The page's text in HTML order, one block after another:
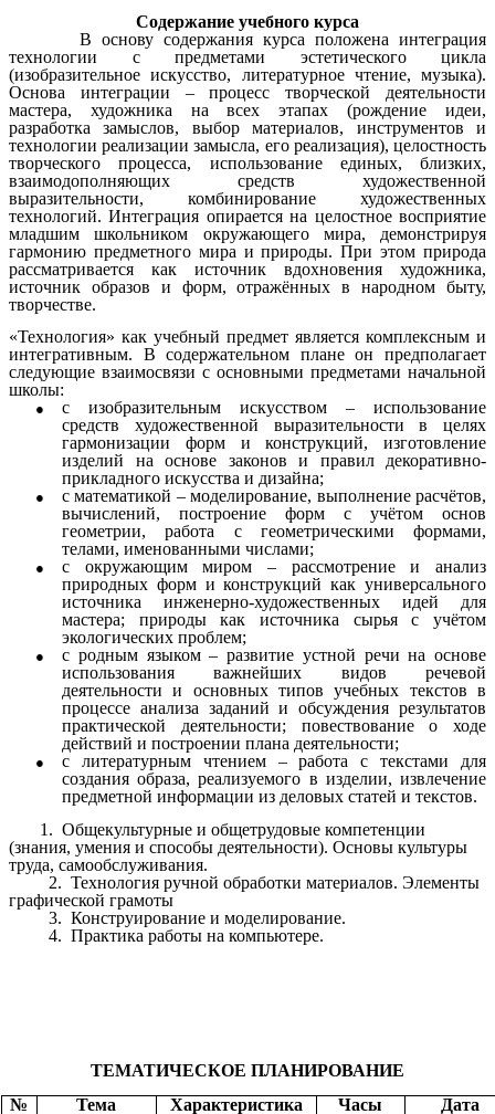
Содержание учебного курса
В основу содержания курса положена интеграция
технологии с предметами эстетического цикла
(изобразительное искусство, литературное чтение, музыка).
Основа интеграции – процесс творческой деятельности
мастера, художника на всех этапах (рождение идеи,
разработка замыслов, выбор материалов, инструментов и
технологии реализации замысла, его реализация), целостность
творческого процесса, использование единых, близких,
взаимодополняющих средств художественной
выразительности, комбинирование художественных
технологий. Интеграция опирается на целостное восприятие
младшим школьником окружающего мира, демонстрируя
гармонию предметного мира и природы. При этом природа
рассматривается как источник вдохновения художника,
источник образов и форм, отражённых в народном быту,
творчестве.
«Технология» как учебный предмет является комплексным и
интегративным. В содержательном плане он предполагает
следующие взаимосвязи с основными предметами начальной
школы:
с изобразительным искусством – использование
средств художественной выразительности в целях
гармонизации форм и конструкций, изготовление
изделий на основе законов и правил декоративно-
прикладного искусства и дизайна;
с математикой – моделирование, выполнение расчётов,
вычислений, построение форм с учётом основ
геометрии, работа с геометрическими формами,
телами, именованными числами;
с окружающим миром – рассмотрение и анализ
природных форм и конструкций как универсального
источника инженерно-художественных идей для
мастера; природы как источника сырья с учётом
экологических проблем;
с родным языком – развитие устной речи на основе
использования важнейших видов речевой
деятельности и основных типов учебных текстов в
процессе анализа заданий и обсуждения результатов
практической деятельности; повествование о ходе
действий и построении плана деятельности;
с литературным чтением – работа с текстами для
создания образа, реализуемого в изделии, извлечение
предметной информации из деловых статей и текстов.
1. Общекультурные и общетрудовые компетенции
(знания, умения и способы деятельности). Основы культуры
труда, самообслуживания.
2. Технология ручной обработки материалов. Элементы
графической грамоты
3. Конструирование и моделирование.
4. Практика работы на компьютере.
ТЕМАТИЧЕСКОЕ ПЛАНИРОВАНИЕ
№
Тема
Характеристика
Часы
Дата